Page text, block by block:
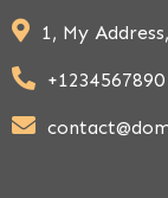
1, My
+1234567890